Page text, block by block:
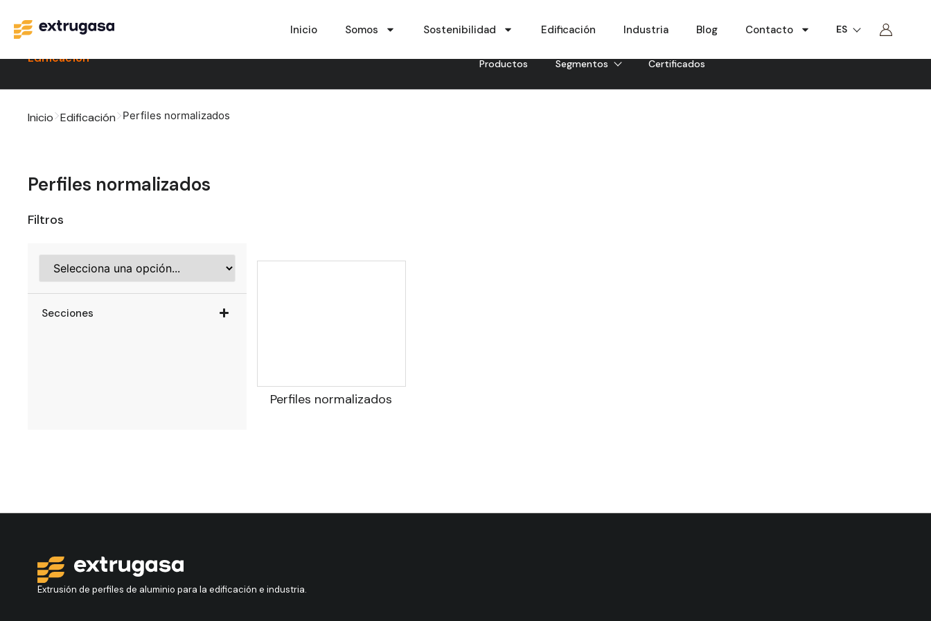
Inicio Somos Sostenibilidad Edificación Industria Blog Contacto ES
Edificación Productos Segmentos Certificados
Inicio Edificación Perfiles normalizados
Perfiles normalizados
Filtros
Secciones
Perfiles normalizados
Extrusión de perfiles de aluminio para la edificación e industria.